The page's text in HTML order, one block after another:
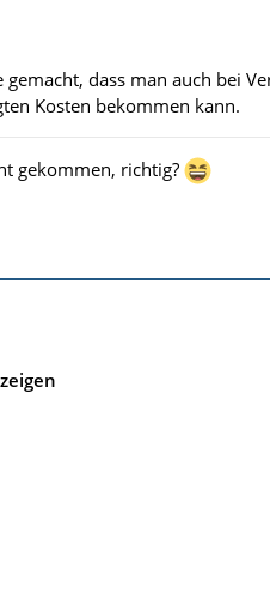
dass man auch bei
Kosten bekommen kann.
gekommen, richtig?